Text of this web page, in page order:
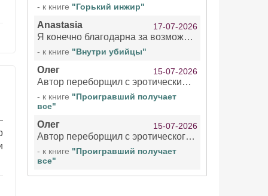
- к книге "Горький инжир"
Anastasia 17-07-2026
Я конечно благодарна за возможность бесплатно слушать книги даже новинки , но чтение этой книги просто ужасно
- к книге "Внутри убийцы"
Олег 15-07-2026
Автор переборщил с эротическими сценами. Похоже, с этим у него проблемы.
- к книге "Проигравший получает
все"
Олег 15-07-2026
Автор переборщил с эротического сценами. Похоже, с этим у него проблемы.
- к книге "Проигравший получает
все"